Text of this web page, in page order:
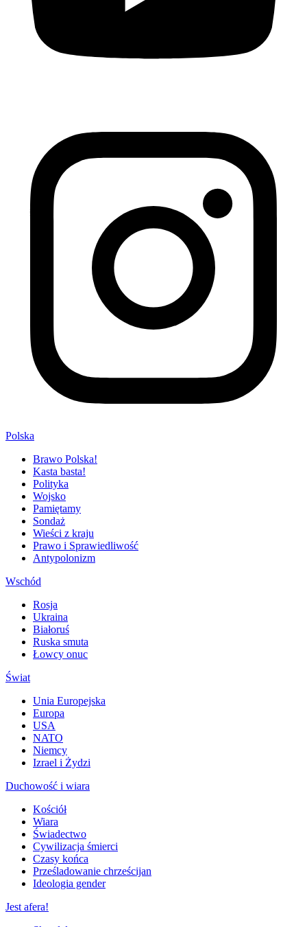
Polska
Brawo Polska!
Kasta basta!
Polityka
Wojsko
Pamiętamy
Sondaż
Wieści z kraju
Prawo i Sprawiedliwość
Antypolonizm
Wschód
Rosja
Ukraina
Białoruś
Ruska smuta
Łowcy onuc
Świat
Unia Europejska
Europa
USA
NATO
Niemcy
Izrael i Żydzi
Duchowość i wiara
Kościół
Wiara
Świadectwo
Cywilizacja śmierci
Czasy końca
Prześladowanie chrześcijan
Ideologia gender
Jest afera!